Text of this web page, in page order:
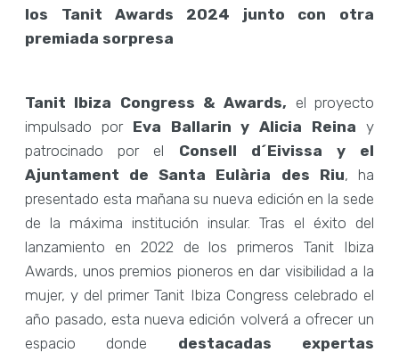
los Tanit Awards 2024 junto con otra
premiada sorpresa
Tanit Ibiza Congress & Awards, el proyecto
impulsado por Eva Ballarin y Alicia Reina y
patrocinado por el Consell d´Eivissa y el
Ajuntament de Santa Eulària des Riu, ha
presentado esta mañana su nueva edición en la sede
de la máxima institución insular. Tras el éxito del
lanzamiento en 2022 de los primeros Tanit Ibiza
Awards, unos premios pioneros en dar visibilidad a la
mujer, y del primer Tanit Ibiza Congress celebrado el
año pasado, esta nueva edición volverá a ofrecer un
espacio donde destacadas expertas